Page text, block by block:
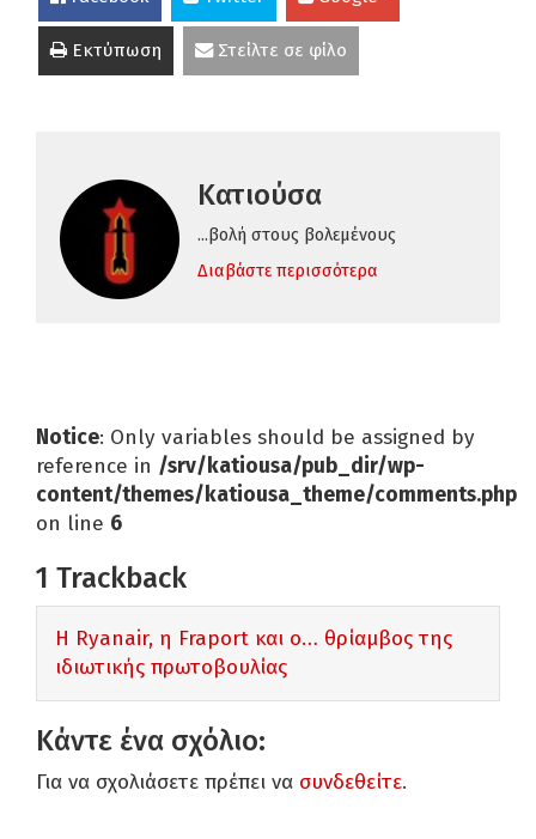
Εκτύπωση Στείλτε σε φίλο
Κατιούσα
...βολή στους βολεμένους
Διαβάστε περισσότερα
Notice: Only variables should be assigned by
reference in /srv/katiousa/pub_dir/wp-
content/themes/katiousa_theme/comments.php
on line 6
1 Trackback
Η Ryanair, η Fraport και ο… θρίαμβος της
ιδιωτικής πρωτοβουλίας
Κάντε ένα σχόλιο:
Για να σχολιάσετε πρέπει να συνδεθείτε.